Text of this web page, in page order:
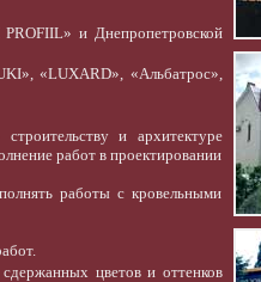
и Днепропетровской
«LUXARD», «Альбатрос»,
и архитектуре
работ в проектировании
работы с кровельными
цветов и оттенков